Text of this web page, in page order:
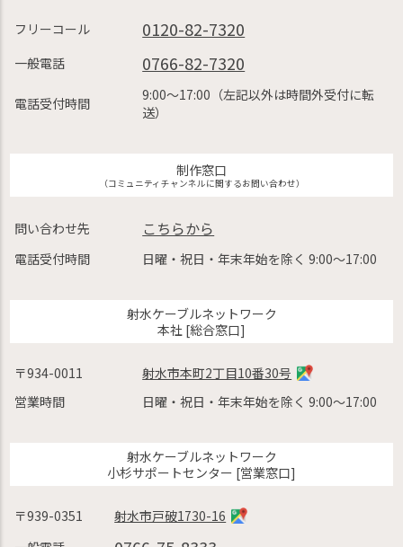
フリーコール 0120-82-7320
一般電話 0766-82-7320
電話受付時間
9:00〜17:00（左記以外は時間外受付に転
送）
制作窓口
（コミュニティチャンネルに関するお問い合わせ）
問い合わせ先 こちらから
電話受付時間 日曜・祝日・年末年始を除く 9:00〜17:00
射水ケーブルネットワーク
本社 [総合窓口]
〒934-0011
射水市本町2丁目10番30号
営業時間
日曜・祝日・年末年始を除く 9:00〜17:00
射水ケーブルネットワーク
小杉サポートセンター [営業窓口]
〒939-0351
射水市戸破1730-16